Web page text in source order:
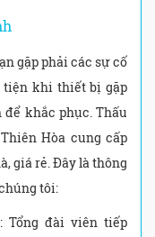
gặp phải các sự cố
tiện khi thiết bị gặp
khắc phục. Thấu
Hòa cung cấp
giá rẻ. Đây là thông
tôi:
Tổng đài viên tiếp